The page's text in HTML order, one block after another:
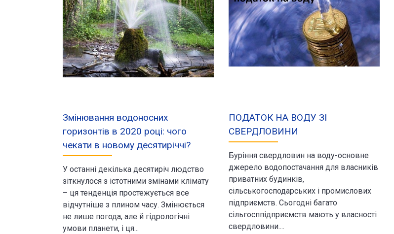
Змінювання водоносних
горизонтів в 2020 році: чого
чекати в новому десятиріччі?
У останні декілька десятиріч людство
зіткнулося з істотними змінами клімату
– ця тенденція простежується все
відчутніше з плином часу. Змінюється
не лише погода, але й гідрологічні
умови планети, і ця...
ПОДАТОК НА ВОДУ ЗІ
СВЕРДЛОВИНИ
Буріння свердловин на воду-основне
джерело водопостачання для власників
приватних будинків,
сільськогосподарських і промислових
підприємств. Сьогодні багато
сільгосппідприємств мають у власності
свердловини....